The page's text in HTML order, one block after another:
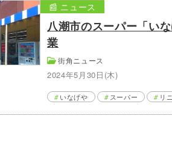
八潮市のスーパー「い
業
街角ニュース
2024年5月30日(木)
📰 ニュース
いなげや スーパー リ